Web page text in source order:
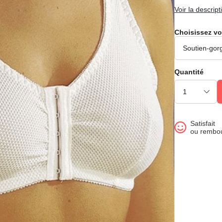
Voir la
Choisissez
Quantité
Satisfait
ou